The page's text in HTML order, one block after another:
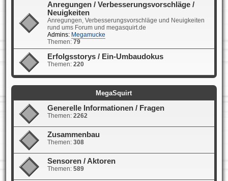
Anregungen / Verbesserungsvorschläge /
Neuigkeiten
Anregungen, Verbesserungsvorschläge und Neuigkeiten
rund ums Forum und megasquirt.de
Admins: Megamucke
Themen: 79
Erfolgsstorys / Ein-Umbaudokus
Themen: 220
MegaSquirt
Generelle Informationen / Fragen
Themen: 2262
Zusammenbau
Themen: 308
Sensoren / Aktoren
Themen: 589